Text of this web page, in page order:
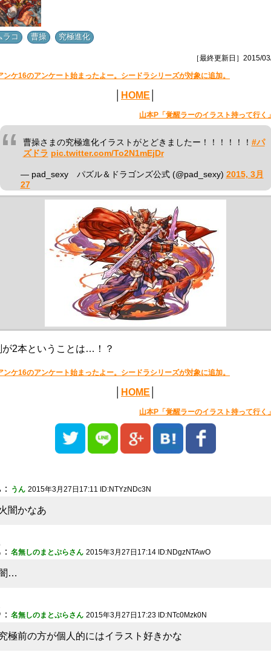
ラコ 曹操 究極進化
［最終更新日］2015/
ンケ16のアンケート始まったよー。シードラシリーズが対象に追加。
HOME
山本P「覚醒ラーのイラスト持って行く
曹操さまの究極進化イラストがとどきましたー！！！！！！ #パ
ズドラ pic.twitter.com/To2N1mEjDr
— pad_sexy パズル＆ドラゴンズ公式 (@pad_sexy) 2015, 3月
27
が2本ということは…！？
ンケ16のアンケート始まったよー。シードラシリーズが対象に追加。
HOME
山本P「覚醒ラーのイラスト持って行く
： うん 2015年3月27日17:11 ID:NTYzNDc3N
闇かなあ
： 名無しのまとぷらさん 2015年3月27日17:14 ID:NDgzNTAwO
…
： 名無しのまとぷらさん 2015年3月27日17:23 ID:NTc0Mzk0N
極前の方が個人的にはイラスト好きかな